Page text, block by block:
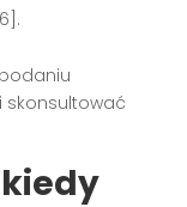
skonsultować